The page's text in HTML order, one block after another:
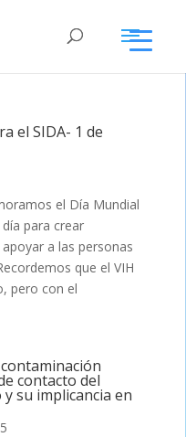
el SIDA- 1 de
el Día Mundial
para crear
a las personas
que el VIH
pero con el
contacto del
su implicancia en